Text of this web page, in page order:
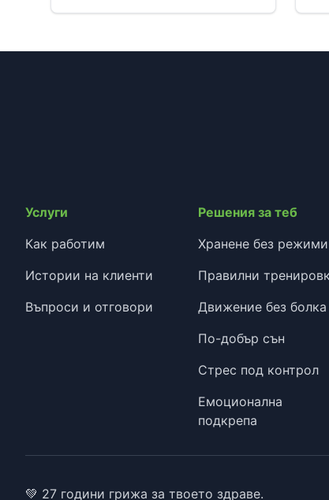
Услуги
Как работим
Истории на клиенти
Въпроси и отговори
Решения за теб
Хранене без режими
Правилни
Движение без болка
По-добър сън
Стрес под контрол
Емоционална
подкрепа
💚 27 години грижа за твоето здраве.